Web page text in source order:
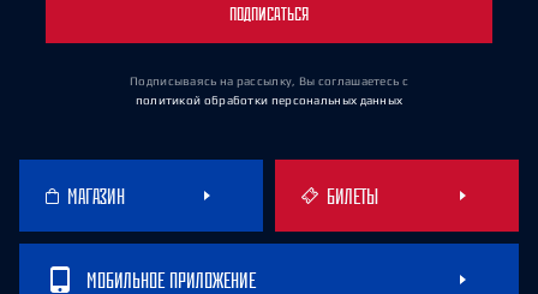
ПОДПИСАТЬСЯ
Подписываясь на рассылку, Вы соглашаетесь с
политикой обработки персональных данных
МАГАЗИН БИЛЕТЫ
МОБИЛЬНОЕ ПРИЛОЖЕНИЕ